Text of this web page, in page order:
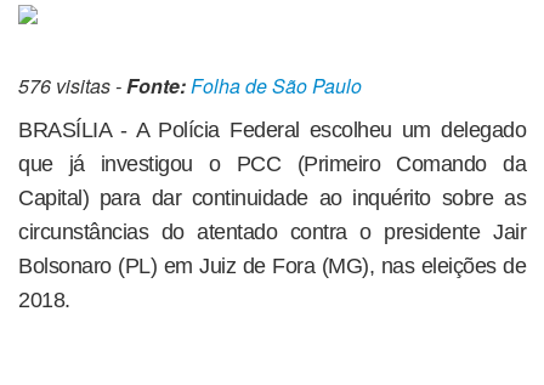
576 visitas -Fonte:Folha de São Paulo
BRASÍLIA - A Polícia Federal escolheu um delegado
que já investigou o PCC (Primeiro Comando da
Capital) para dar continuidade ao inquérito sobre as
circunstâncias do atentado contra o presidente Jair
Bolsonaro (PL) em Juiz de Fora (MG), nas eleições de
2018.